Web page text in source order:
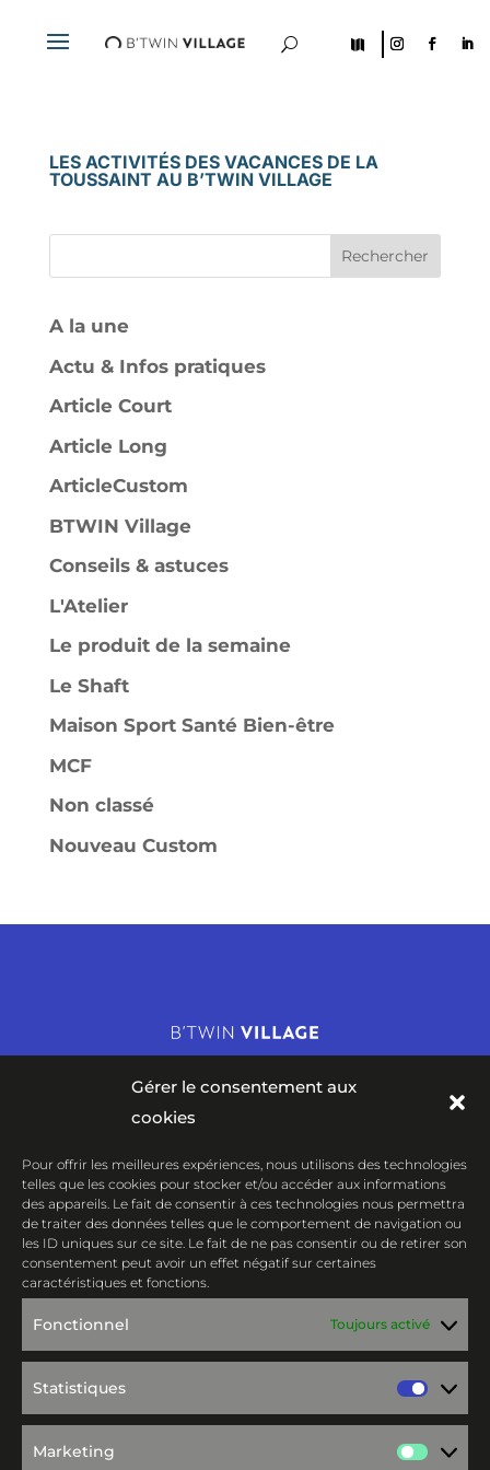
Gérer le consentement aux
cookies
Pour offrir les meilleures expériences, nous utilisons des technologies
telles que les cookies pour stocker et/ou accéder aux informations
des appareils. Le fait de consentir à ces technologies nous permettra
de traiter des données telles que le comportement de navigation ou
les ID uniques sur ce site. Le fait de ne pas consentir ou de retirer son
consentement peut avoir un effet négatif sur certaines
caractéristiques et fonctions.
Fonctionnel Toujours activé
Statistiques
Marketing

U
LES ACTIVITÉS DES VACANCES DE LA
TOUSSAINT AU B’TWIN VILLAGE
Rechercher
A la une
Actu & Infos pratiques
Article Court
Article Long
ArticleCustom
BTWIN Village
Conseils & astuces
L'Atelier
Le produit de la semaine
Le Shaft
Maison Sport Santé Bien-être
MCF
Non classé
Nouveau Custom
Centre de confidentialité et Légales
B’TWIN VILLAGE
4 rue du Professeur Langevin
Venir en bus : n°18 : Pont de Tournai ou
n°52 : Frères Lumières